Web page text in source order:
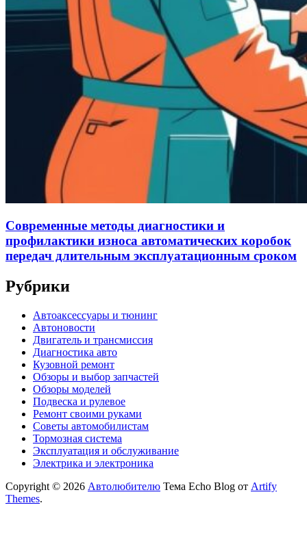
Современные методы диагностики и
профилактики износа автоматических коробок
передач длительным эксплуатационным сроком
Рубрики
Автоаксессуары и тюнинг
Автоновости
Двигатель и трансмиссия
Диагностика авто
Кузовной ремонт
Обзоры и выбор запчастей
Обзоры моделей
Подвеска и рулевое
Ремонт своими руками
Советы автомобилистам
Тормозная система
Эксплуатация и обслуживание
Электрика и электроника
Copyright © 2026 Автолюбителю Тема Echo Blog от Artify
Themes.